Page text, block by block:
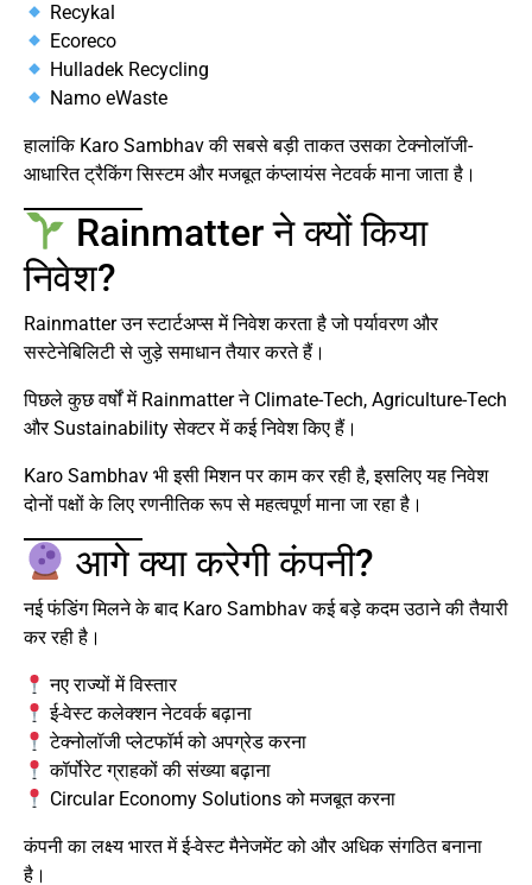
Recykal
Ecoreco
Hulladek Recycling
Namo eWaste
हालांकि Karo Sambhav की सबसे बड़ी ताकत उसका टेक्नोलॉजी-
आधारित ट्रैकिंग सिस्टम और मजबूत कंप्लायंस नेटवर्क माना जाता है।
Rainmatter ने क्यों किया
निवेश?
Rainmatter उन स्टार्टअप्स में निवेश करता है जो पर्यावरण और
सस्टेनेबिलिटी से जुड़े समाधान तैयार करते हैं।
पिछले कुछ वर्षों में Rainmatter ने Climate-Tech, Agriculture-Tech
और Sustainability सेक्टर में कई निवेश किए हैं।
Karo Sambhav भी इसी मिशन पर काम कर रही है, इसलिए यह निवेश
दोनों पक्षों के लिए रणनीतिक रूप से महत्वपूर्ण माना जा रहा है।
आगे क्या करेगी कंपनी?
नई फंडिंग मिलने के बाद Karo Sambhav कई बड़े कदम उठाने की तैयारी
कर रही है।
नए राज्यों में विस्तार
ई-वेस्ट कलेक्शन नेटवर्क बढ़ाना
टेक्नोलॉजी प्लेटफॉर्म को अपग्रेड करना
कॉर्पोरेट ग्राहकों की संख्या बढ़ाना
Circular Economy Solutions को मजबूत करना
कंपनी का लक्ष्य भारत में ई-वेस्ट मैनेजमेंट को और अधिक संगठित बनाना
है।